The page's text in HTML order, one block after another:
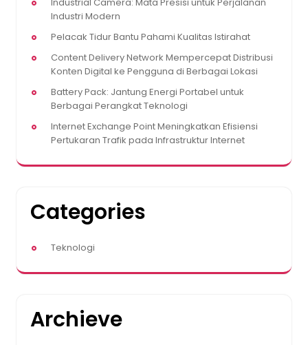
Industri Modern
Pelacak Tidur Bantu Pahami Kualitas Istirahat
Content Delivery Network Mempercepat Distribusi
Konten Digital ke Pengguna di Berbagai Lokasi
Battery Pack: Jantung Energi Portabel untuk
Berbagai Perangkat Teknologi
Internet Exchange Point Meningkatkan Efisiensi
Pertukaran Trafik pada Infrastruktur Internet
Categories
Teknologi
Archieve